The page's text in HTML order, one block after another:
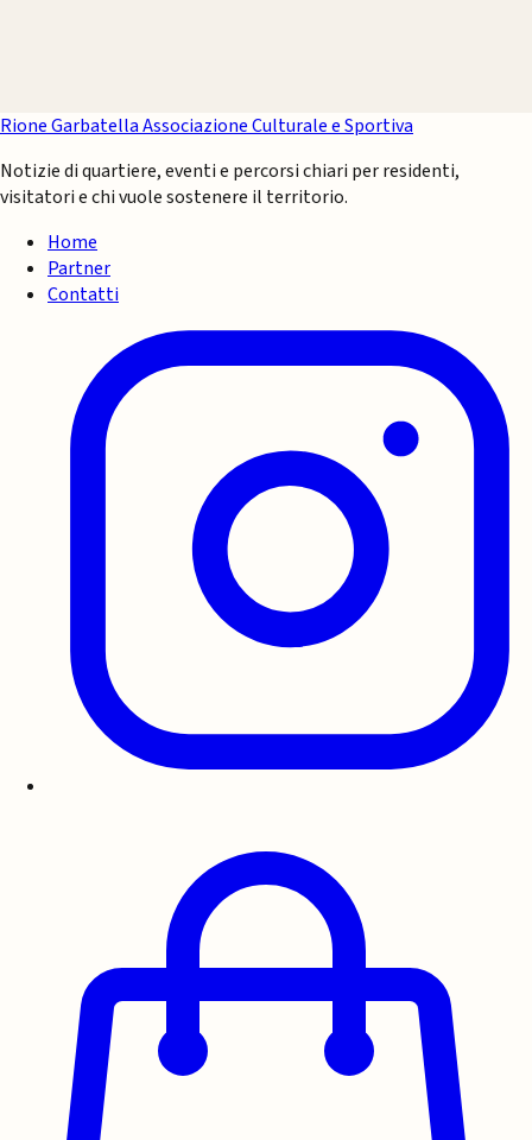
Rione GarbatellaAssociazione Culturale e Sportiva
Notizie di quartiere, eventi e percorsi chiari per residenti,
visitatori e chi vuole sostenere il territorio.
Home
Partner
Contatti